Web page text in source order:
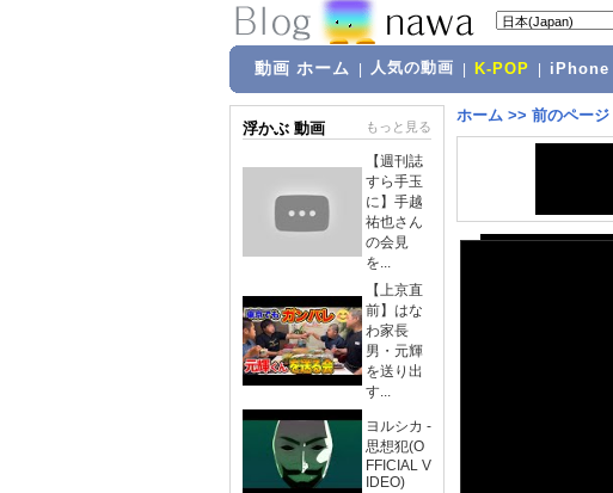
動画 ホーム 人気の動画 K-POP iPhone
浮かぶ 動画 もっと見る
【週刊誌
すら手玉
に】手越
祐也さん
の会見
を...
【上京直
前】はな
わ家長
男・元輝
を送り出
す...
ヨルシカ -
思想犯(O
FFICIAL V
IDEO)
ホーム >> 前のページ